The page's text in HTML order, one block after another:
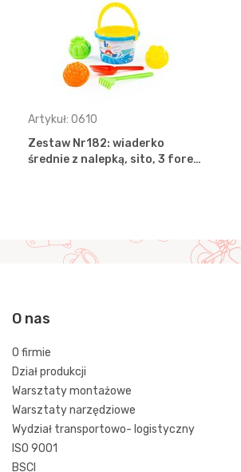
Artykuł: 0610
Zestaw Nr182: wiaderko
średnie z nalepką, sito, 3 fore…
O nas
O firmie
Dział produkcji
Warsztaty montażowe
Warsztaty narzędziowe
Wydział transportowo- logistyczny
ISO 9001
BSCI